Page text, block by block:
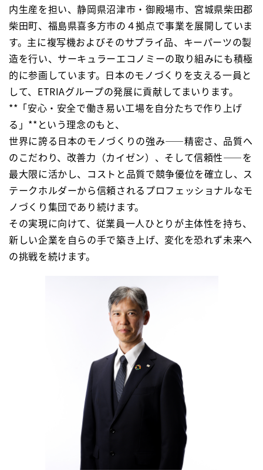
内生産を担い、静岡県沼津市・御殿場市、宮城県柴田郡
柴田町、福島県喜多方市の４拠点で事業を展開していま
す。主に複写機およびそのサプライ品、キーパーツの製
造を行い、サーキュラーエコノミーの取り組みにも積極
的に参画しています。日本のモノづくりを支える一員と
して、ETRIAグループの発展に貢献してまいります。
**「安心・安全で働き易い工場を自分たちで作り上げ
る」**という理念のもと、
世界に誇る日本のモノづくりの強み――精密さ、品質へ
のこだわり、改善力（カイゼン）、そして信頼性――を
最大限に活かし、コストと品質で競争優位を確立し、ス
テークホルダーから信頼されるプロフェッショナルなモ
ノづくり集団であり続けます。
その実現に向けて、従業員一人ひとりが主体性を持ち、
新しい企業を自らの手で築き上げ、変化を恐れず未来へ
の挑戦を続けます。